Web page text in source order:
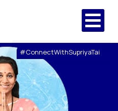
#ConnectWithSupriyaTai